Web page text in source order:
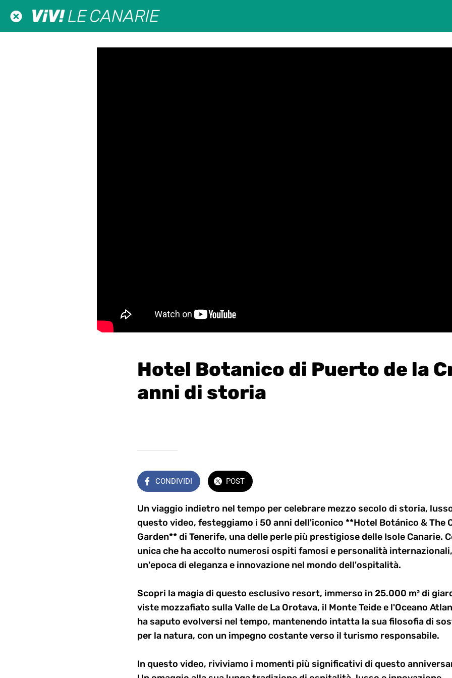
Hotel Botanico di Puerto de la
anni di storia
CONDIVIDI POST
Un viaggio indietro nel tempo per celebrare mezzo secolo di storia,
questo video, festeggiamo i 50 anni dell'iconico **Hotel Botánico & The
Garden** di Tenerife, una delle perle più prestigiose delle Isole Canarie.
unica che ha accolto numerosi ospiti famosi e personalità
un'epoca di eleganza e innovazione nel mondo dell'ospitalità.
Scopri la magia di questo esclusivo resort, immerso in 25.000 m² di
viste mozzafiato sulla Valle de La Orotava, il Monte Teide e l'Oceano
ha saputo evolversi nel tempo, mantenendo intatta la sua filosofia di
per la natura, con un impegno costante verso il turismo responsabile.
In questo video, riviviamo i momenti più significativi di questo